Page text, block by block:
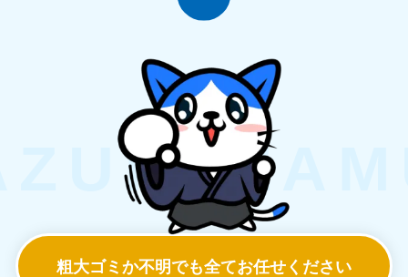
粗大ゴミか不明でも全てお任せください